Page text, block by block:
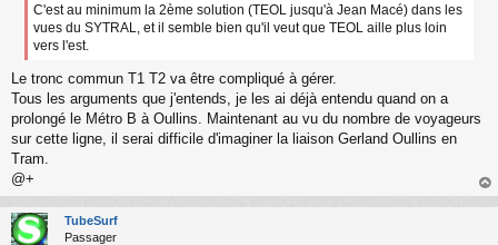
C'est au minimum la 2ème solution (TEOL jusqu'à Jean Macé) dans les
vues du SYTRAL, et il semble bien qu'il veut que TEOL aille plus loin
vers l'est.
Le tronc commun T1 T2 va être compliqué à gérer.
Tous les arguments que j'entends, je les ai déjà entendu quand on a
prolongé le Métro B à Oullins. Maintenant au vu du nombre de voyageurs
sur cette ligne, il serai difficile d'imaginer la liaison Gerland Oullins en
Tram.
@+
au
TubeSurf
Passager